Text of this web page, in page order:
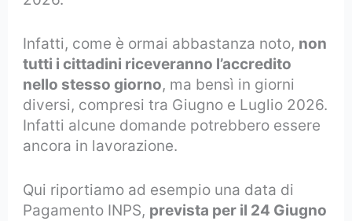
Infatti, come è ormai abbastanza noto, non
tutti i cittadini riceveranno l’accredito
nello stesso giorno, ma bensì in giorni
diversi, compresi tra Giugno e Luglio 2026.
Infatti alcune domande potrebbero essere
ancora in lavorazione.
Qui riportiamo ad esempio una data di
Pagamento INPS, prevista per il 24 Giugno